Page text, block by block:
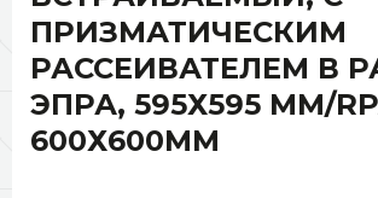
ПРИЗМАТИЧЕСКИМ
РАССЕИВАТЕЛЕМ В
ЭПРА, 595Х595 ММ/
600Х600ММ